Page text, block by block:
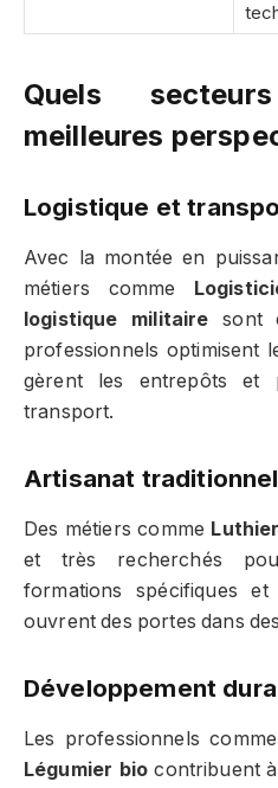
Quels
meilleures
Logistique et
Avec la montée en
métiers comme
logistique militaire sont
professionnels optimisent
gèrent les entrepôts et
transport.
Artisanat traditionnel
Des métiers comme Luthier
et très recherchés
formations spécifiques
ouvrent des portes dans
Développement
Les professionnels
Légumier bio contribuent